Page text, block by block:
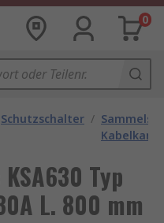
0
Schutzschalter /
Kabelkanal
Typ
L. 800 mm